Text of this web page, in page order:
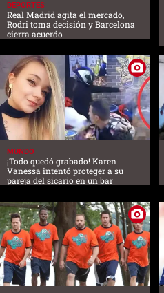
DEPORTES
Real Madrid agita el mercado,
Rodri toma decisión y Barcelona
cierra acuerdo
MUNDO
¡Todo quedó grabado! Karen
Vanessa intentó proteger a su
pareja del sicario en un bar